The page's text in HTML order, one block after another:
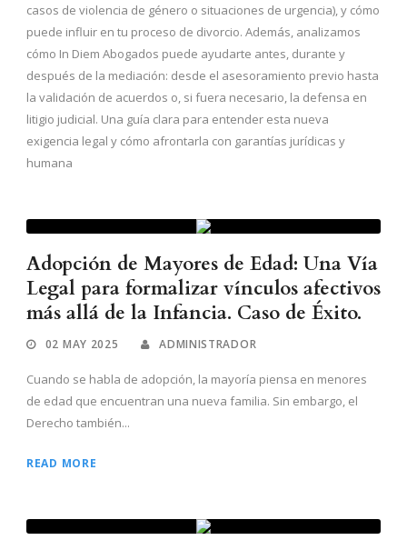
casos de violencia de género o situaciones de urgencia), y cómo
puede influir en tu proceso de divorcio. Además, analizamos
cómo In Diem Abogados puede ayudarte antes, durante y
después de la mediación: desde el asesoramiento previo hasta
la validación de acuerdos o, si fuera necesario, la defensa en
litigio judicial. Una guía clara para entender esta nueva
exigencia legal y cómo afrontarla con garantías jurídicas y
humana
Adopción de Mayores de Edad: Una Vía
Legal para formalizar vínculos afectivos
más allá de la Infancia. Caso de Éxito.
02 MAY 2025 ADMINISTRADOR
Cuando se habla de adopción, la mayoría piensa en menores
de edad que encuentran una nueva familia. Sin embargo, el
Derecho también...
READ MORE